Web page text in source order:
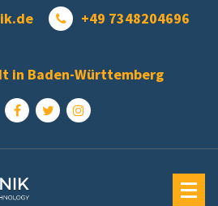
+49 7348204696
in Baden-Württemberg